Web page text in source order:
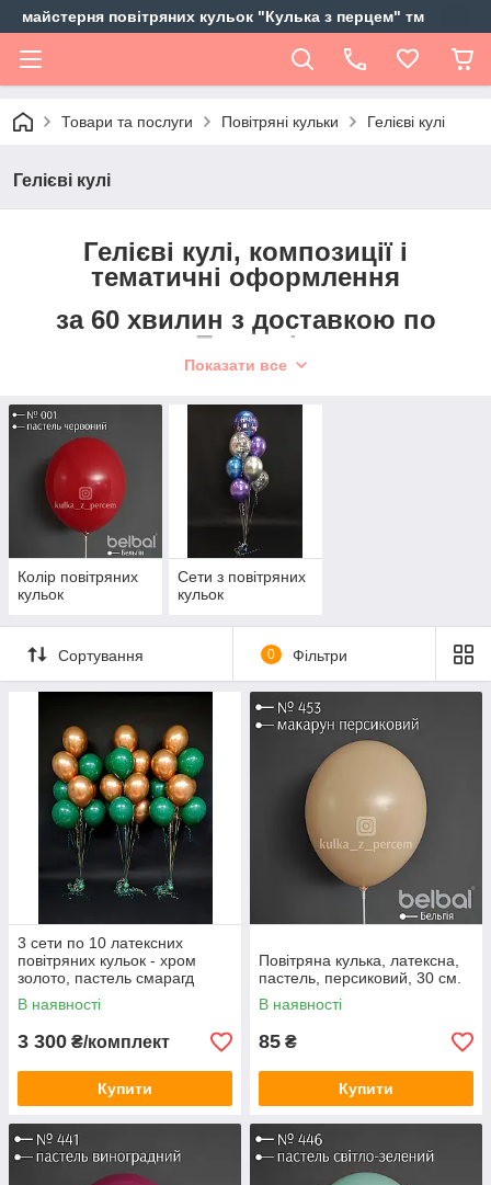
майстерня повітряних кульок "Кулька з перцем" тм
Товари та послуги Повітряні кульки Гелієві кулі
Гелієві кулі
Гелієві кулі, композиції і
тематичні оформлення
за 60 хвилин з доставкою по
Полтаві
- наявність сертифікатів якості
- європейські та американські виробники
- можливість нанесення індивідуальних написів
Показати все
Колір повітряних
кульок
Сети з повітряних
кульок
Сортування 0 Фільтри
3 сети по 10 латексних
повітряних кульок - хром
золото, пастель смарагд
В наявності
3 300 ₴/комплект
Купити
Повітряна кулька, латексна,
пастель, персиковий, 30 см.
В наявності
85 ₴
Купити